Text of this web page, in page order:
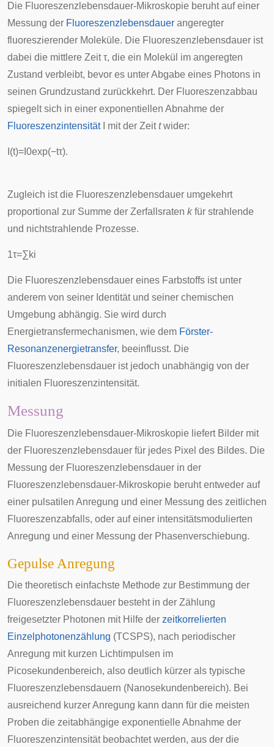
Die Fluoreszenzlebensdauer-Mikroskopie beruht auf einer
Messung der Fluoreszenzlebensdauer angeregter
fluoreszierender Moleküle. Die Fluoreszenzlebensdauer ist
dabei die mittlere Zeitτ, die ein Molekül im angeregten
Zustand verbleibt, bevor es unter Abgabe eines Photons in
seinen Grundzustand zurückkehrt. Der Fluoreszenzabbau
spiegelt sich in einer exponentiellen Abnahme der
Fluoreszenzintensität
mit der Zeittwider:
(t)= 0exp(−tτ).
Zugleich ist die Fluoreszenzlebensdauer umgekehrt
proportional zur Summe der Zerfallsraten kfür strahlende
und nichtstrahlende Prozesse.
1τ=∑ki
Die Fluoreszenzlebensdauer eines Farbstoffs ist unter
anderem von seiner Identität und seiner chemischen
Umgebung abhängig. Sie wird durch
Energietransfermechanismen, wie dem Förster-
Resonanzenergietransfer, beeinflusst. Die
Fluoreszenzlebensdauer ist jedoch unabhängig von der
initialen Fluoreszenzintensität.
Messung
Die Fluoreszenzlebensdauer-Mikroskopie liefert Bilder mit
der Fluoreszenzlebensdauer für jedes Pixel des Bildes. Die
Messung der Fluoreszenzlebensdauer in der
Fluoreszenzlebensdauer-Mikroskopie beruht entweder auf
einer pulsatilen Anregung und einer Messung des zeitlichen
Fluoreszenzabfalls, oder auf einer intensitätsmodulierten
Anregung und einer Messung der Phasenverschiebung.
Gepulse Anregung
Die theoretisch einfachste Methode zur Bestimmung der
Fluoreszenzlebensdauer besteht in der Zählung
freigesetzter Photonen mit Hilfe der zeitkorrelierten
Einzelphotonenzählung (TCSPS), nach periodischer
Anregung mit kurzen Lichtimpulsen im
Picosekundenbereich, also deutlich kürzer als typische
Fluoreszenzlebensdauern (Nanosekundenbereich). Bei
ausreichend kurzer Anregung kann dann für die meisten
Proben die zeitabhängige exponentielle Abnahme der
Fluoreszenzintensität beobachtet werden, aus der die